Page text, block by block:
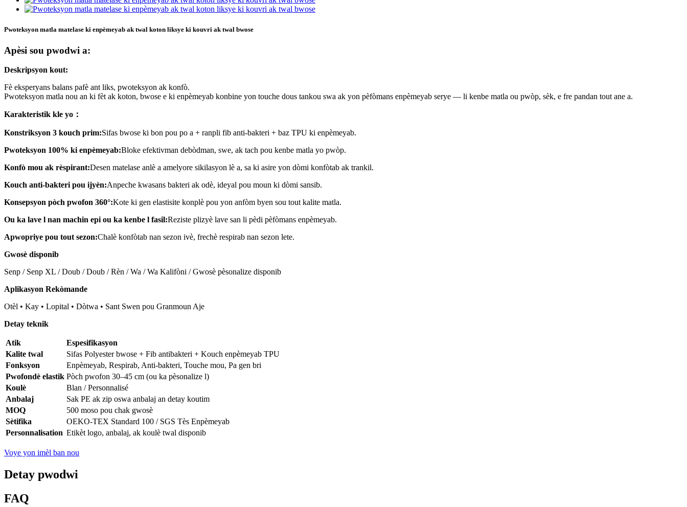
Pwoteksyon matla matelase ki enpèmeyab ak twal koton liksye ki kouvri ak twal bwose
Apèsi sou pwodwi a:
Deskripsyon kout:
Fè eksperyans balans pafè ant liks, pwoteksyon ak konfò.
Pwoteksyon matla nou an ki fèt ak koton, bwose e ki enpèmeyab konbine yon touche dous tankou swa ak yon pèfòmans enpèmeyab serye — li ​​kenbe matla ou pwòp, sèk, e fre pandan tout ane a.
Karakteristik kle yo ：
Konstriksyon 3 kouch prim:Sifas bwose ki bon pou po a + ranpli fib anti-bakteri + baz TPU ki enpèmeyab.
Pwoteksyon 100% ki enpèmeyab:Bloke efektivman debòdman, swe, ak tach pou kenbe matla yo pwòp.
Konfò mou ak rèspirant:Desen matelase anlè a amelyore sikilasyon lè a, sa ki asire yon dòmi konfòtab ak trankil.
Kouch anti-bakteri pou ijyèn:Anpeche kwasans bakteri ak odè, ideyal pou moun ki dòmi sansib.
Konsepsyon pòch pwofon 360°:Kote ki gen elastisite konplè pou yon anfòm byen sou tout kalite matla.
Ou ka lave l nan machin epi ou ka kenbe l fasil:Reziste plizyè lave san li pèdi pèfòmans enpèmeyab.
Apwopriye pou tout sezon:Chalè konfòtab nan sezon ivè, frechè respirab nan sezon lete.
Gwosè disponib
Senp / Senp XL / Doub / Doub / Rèn / Wa / Wa Kalifòni / Gwosè pèsonalize disponib
Aplikasyon Rekòmande
Otèl • Kay • Lopital • Dòtwa • Sant Swen pou Granmoun Aje
Detay teknik
Atik
Espesifikasyon
Kalite twal
Sifas Polyester bwose + Fib antibakteri + Kouch enpèmeyab TPU
Fonksyon
Enpèmeyab, Respirab, Anti-bakteri, Touche mou, Pa gen bri
Pwofondè elastik Pòch pwofon 30–45 cm (ou ka pèsonalize l)
Koulè
Blan / Personnalisé
Anbalaj
Sak PE ak zip oswa anbalaj an detay koutim
MOQ
500 moso pou chak gwosè
Sètifika
OEKO-TEX Standard 100 / SGS Tès Enpèmeyab
Personnalisation Etikèt logo, anbalaj, ak koulè twal disponib
Voye yon imèl ban nou
Detay pwodwi
FAQ